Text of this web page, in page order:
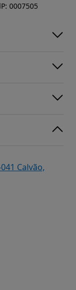
0007505
Calvão,